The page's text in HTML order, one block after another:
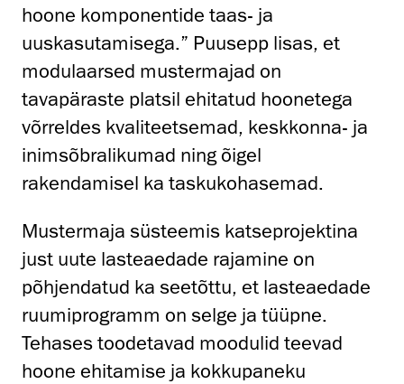
hoone komponentide taas- ja
uuskasutamisega.” Puusepp lisas, et
modulaarsed mustermajad on
tavapäraste platsil ehitatud hoonetega
võrreldes kvaliteetsemad, keskkonna- ja
inimsõbralikumad ning õigel
rakendamisel ka taskukohasemad.
Mustermaja süsteemis katseprojektina
just uute lasteaedade rajamine on
põhjendatud ka seetõttu, et lasteaedade
ruumiprogramm on selge ja tüüpne.
Tehases toodetavad moodulid teevad
hoone ehitamise ja kokkupaneku